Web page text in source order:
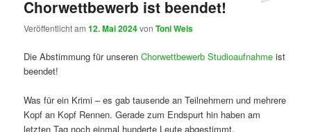
Chorwettbewerb ist beendet!
Veröffentlicht am12. Mai 2024vonToni Weis
Die Abstimmung für unserenChorwettbewerb Studioaufnahme ist
beendet!
Was für ein Krimi – es gab tausende an Teilnehmern und mehrere
Kopf an Kopf Rennen. Gerade zum Endspurt hin haben am
letzten Tag noch einmal hunderte Leute abgestimmt.